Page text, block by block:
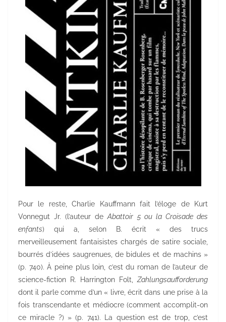
Pour le reste, Charlie Kauffmann fait l’éloge de Kurt
Vonnegut Jr. (l’auteur deAbattoir 5 ou la Croisade des
enfants) qui a, selon B. écrit « des trucs
merveilleusement fantaisistes chargés de satire sociale,
bourrés d’idées saugrenues, de bidules et de machins »
(p. 740). À peine plus loin, c’est du roman de l’auteur de
science-fiction R. Harrington Folt, Zahlungsaufforderung
dont il parle comme d’un « livre, écrit dans une prise à la
fois transcendante et médiocre (comment accomplit-on
ce miracle ?) » (p. 741). La question est de trop, c’est